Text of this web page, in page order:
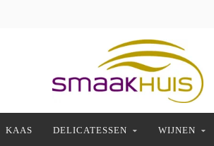
KAAS DELICATESSEN WIJNEN